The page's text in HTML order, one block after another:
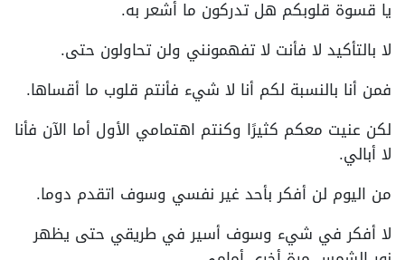
يا قسوة قلوبكم هل تدركون ما أشعر به.
لا بالتأكيد لا فأنت لا تفهمونني ولن تحاولون حتى.
فمن أنا بالنسبة لكم أنا لا شيء فأنتم قلوب ما أقساها.
لكن عنيت معكم كثيرًا وكنتم اهتمامي الأول أما الآن فأنا
لا أبالي.
من اليوم لن أفكر بأحد غير نفسي وسوف اتقدم دوما.
لا أفكر في شيء وسوف أسير في طريقي حتى يظهر